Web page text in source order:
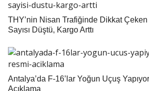
THY’nin Nisan Trafiğinde Dikkat
Sayısı Düştü, Kargo Arttı
Antalya’da F-16’lar Yoğun Uçuş
Açıklama